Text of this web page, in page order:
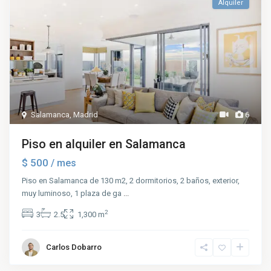
6
Salamanca,Madrid
Alquiler
Piso en alquiler en Salamanca
$ 500/ mes
Piso en Salamanca de 130 m2, 2 dormitorios, 2 baños, exterior,
muy luminoso, 1 plaza de ga ...
3 2.5 1,300 m2
Carlos Dobarro